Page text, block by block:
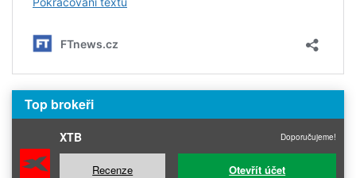
Top brokeři
XTB Doporučujeme!
Recenze Otevřít účet